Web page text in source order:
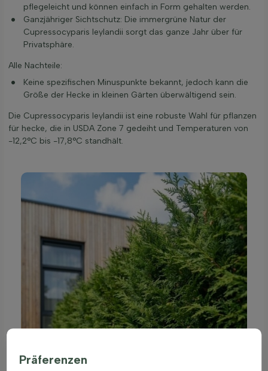
pflegeleicht und können einfach in Form gehalten werden.
Ganzjähriger Sichtschutz: Die immergrüne Natur der
Cupressocyparis leylandii sorgt das ganze Jahr über für
Privatsphäre.
Alle Nachteile:
Keine spezifischen Minuspunkte bekannt, jedoch kann die
Größe der Hecke in kleinen Gärten überwältigend sein.
Die Cupressocyparis leylandii ist eine robuste Wahl für pflanzen
für hecke, die in USDA Zone 7 gedeiht und Temperaturen von
-12,2°C bis -17,8°C standhält.
Präferenzen